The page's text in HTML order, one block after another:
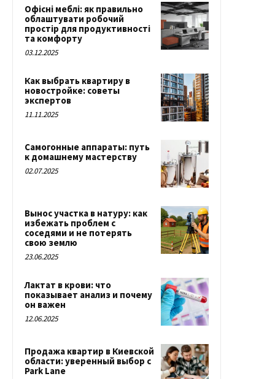
Офісні меблі: як правильно
облаштувати робочий
простір для продуктивності
та комфорту
03.12.2025
Как выбрать квартиру в
новостройке: советы
экспертов
11.11.2025
Самогонные аппараты: путь
к домашнему мастерству
02.07.2025
Вынос участка в натуру: как
избежать проблем с
соседями и не потерять
свою землю
23.06.2025
Лактат в крови: что
показывает анализ и почему
он важен
12.06.2025
Продажа квартир в Киевской
области: уверенный выбор с
Park Lane